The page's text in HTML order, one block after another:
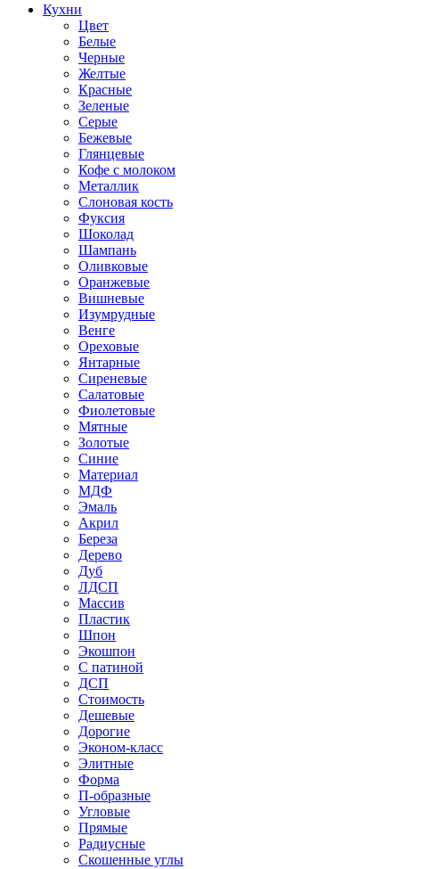
Кухни
Цвет
Белые
Черные
Желтые
Красные
Зеленые
Серые
Бежевые
Глянцевые
Кофе с молоком
Металлик
Слоновая кость
Фуксия
Шоколад
Шампань
Оливковые
Оранжевые
Вишневые
Изумрудные
Венге
Ореховые
Янтарные
Сиреневые
Салатовые
Фиолетовые
Мятные
Золотые
Синие
Материал
МДФ
Эмаль
Акрил
Береза
Дерево
Дуб
ЛДСП
Массив
Пластик
Шпон
Экошпон
С патиной
ДСП
Стоимость
Дешевые
Дорогие
Эконом-класс
Элитные
Форма
П-образные
Угловые
Прямые
Радиусные
Скошенные углы